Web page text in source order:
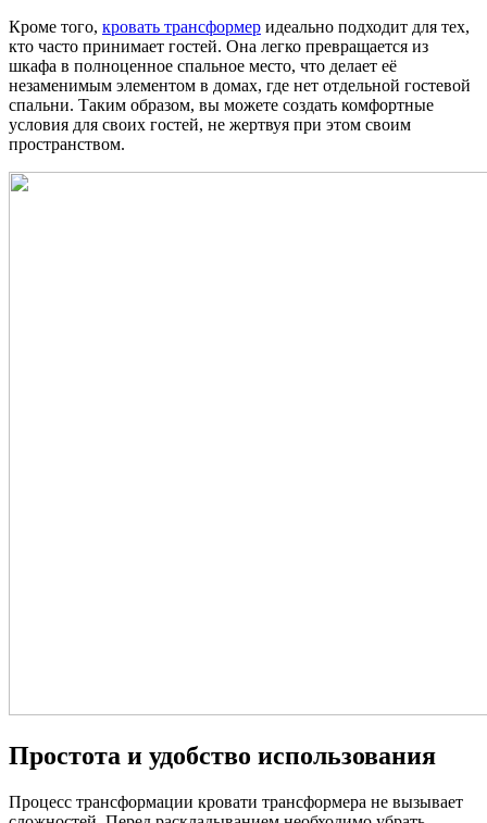
Кроме того, кровать трансформер идеально подходит для тех,
кто часто принимает гостей. Она легко превращается из
шкафа в полноценное спальное место, что делает её
незаменимым элементом в домах, где нет отдельной гостевой
спальни. Таким образом, вы можете создать комфортные
условия для своих гостей, не жертвуя при этом своим
пространством.
Простота и удобство использования
Процесс трансформации кровати трансформера не вызывает